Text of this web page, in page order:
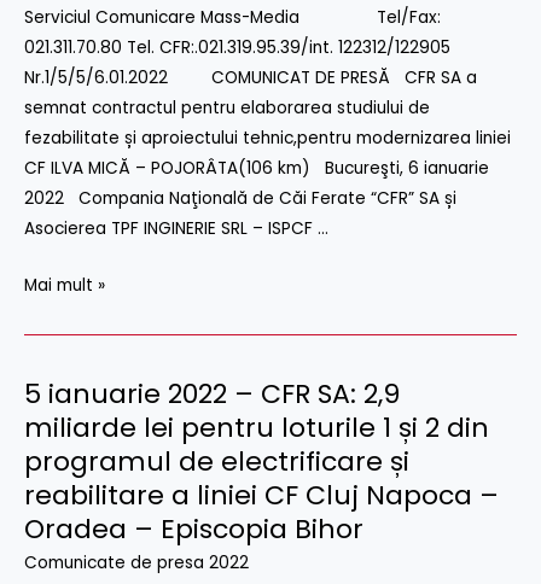
Oradea
–
Episcopia
Bihor
Serviciul Comunicare Mass-Media Tel/Fax:
021.311.70.80 Tel. CFR:.021.319.95.39/int. 122312/122905
Nr.1/5/5/6.01.2022 COMUNICAT DE PRESĂ CFR SA a
semnat contractul pentru elaborarea studiului de
fezabilitate și aproiectului tehnic,pentru modernizarea liniei
CF ILVA MICĂ – POJORÂTA(106 km) Bucureşti, 6 ianuarie
2022 Compania Naţională de Căi Ferate “CFR” SA și
Asocierea TPF INGINERIE SRL – ISPCF …
elaborarea
studiului
de
fezabilitate
și
a
proiectului
tehnic,
modernizarea
MICĂ
–
POJORÂTA
Mai mult »
5 ianuarie 2022 – CFR SA: 2,9
miliarde lei pentru loturile 1 și 2 din
programul de electrificare și
reabilitare a liniei CF Cluj Napoca –
Oradea – Episcopia Bihor
Comunicate de presa 2022
5
ianuarie
2022
–
CFR
SA:
2,9